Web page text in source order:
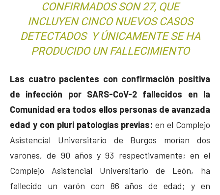
CONFIRMADOS SON 27, QUE
INCLUYEN CINCO NUEVOS CASOS
DETECTADOS Y ÚNICAMENTE SE HA
PRODUCIDO UN FALLECIMIENTO
Las cuatro pacientes con confirmación positiva
de infección por SARS-CoV-2 fallecidos en la
Comunidad era todos ellos personas de avanzada
edad y con pluri patologías previas: en el Complejo
Asistencial Universitario de Burgos morían dos
varones, de 90 años y 93 respectivamente; en el
Complejo Asistencial Universitario de León, ha
fallecido un varón con 86 años de edad; y en